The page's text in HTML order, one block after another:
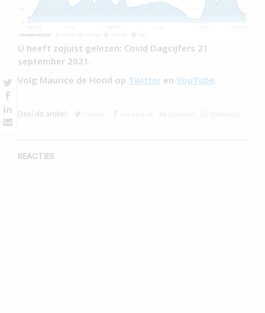
U heeft zojuist gelezen: Covid Dagcijfers 21
september 2021.
Volg Maurice de Hond op Twitter en YouTube.
Deel dit artikel:
REACTIES